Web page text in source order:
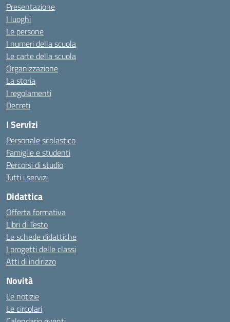
Presentazione
I luoghi
Le persone
I numeri della scuola
Le carte della scuola
Organizzazione
La storia
I regolamenti
Decreti
I Servizi
Personale scolastico
Famiglie e studenti
Percorsi di studio
Tutti i servizi
Didattica
Offerta formativa
Libri di Testo
Le schede didattiche
I progetti delle classi
Atti di indirizzo
Novità
Le notizie
Le circolari